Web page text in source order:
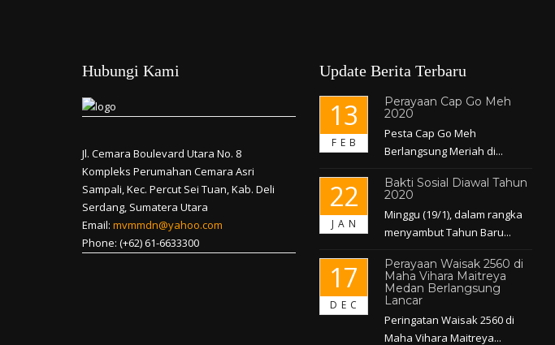
Hubungi Kami
Jl. Cemara Boulevard Utara No. 8
Kompleks Perumahan Cemara Asri
Sampali, Kec. Percut Sei Tuan, Kab. Deli
Serdang, Sumatera Utara
Email: mvmmdn@yahoo.com
Phone: (+62) 61-6633300
Update Berita Terbaru
13
FEB
Perayaan Cap Go Meh
2020
Pesta Cap Go Meh
Berlangsung Meriah di...
22
JAN
Bakti Sosial Diawal Tahun
2020
Minggu (19/1), dalam rangka
menyambut Tahun Baru...
17
DEC
Perayaan Waisak 2560 di
Maha Vihara Maitreya
Medan Berlangsung
Lancar
Peringatan Waisak 2560 di
Maha Vihara Maitreya...